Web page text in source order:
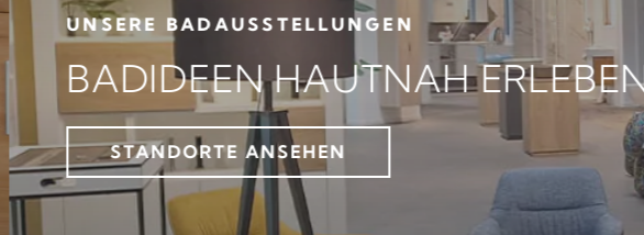
UNSERE BADAUSSTELLUNGEN
BADIDEEN HAUTNAH ERLEBEN
STANDORTE ANSEHEN